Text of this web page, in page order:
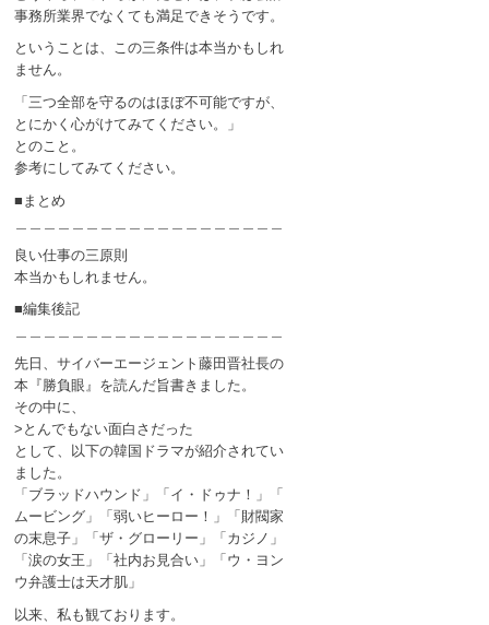
事務所業界でなくても満足できそうです。
ということは、この三条件は本当かもしれ
ません。
「三つ全部を守るのはほぼ不可能ですが、
とにかく心がけてみてください。」
とのこと。
参考にしてみてください。
■まとめ
良い仕事の三原則
本当かもしれません。
■編集後記
先日、サイバーエージェント藤田晋社長の
本『勝負眼』を読んだ旨書きました。
その中に、
>とんでもない面白さだった
として、以下の韓国ドラマが紹介されてい
ました。
「ブラッドハウンド」「イ・ドゥナ！」「
ムービング」「弱いヒーロー！」「財閥家
の末息子」「ザ・グローリー」「カジノ」
「涙の女王」「社内お見合い」「ウ・ヨン
ウ弁護士は天才肌」
以来、私も観ております。